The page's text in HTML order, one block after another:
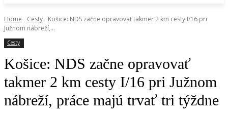
Home Cesty
Košice: NDS začne opravovať takmer 2 km cesty I/16 pri
Južnom nábreží,...
Cesty
Košice: NDS začne opravovať
takmer 2 km cesty I/16 pri Južnom
nábreží, práce majú trvať tri týždne